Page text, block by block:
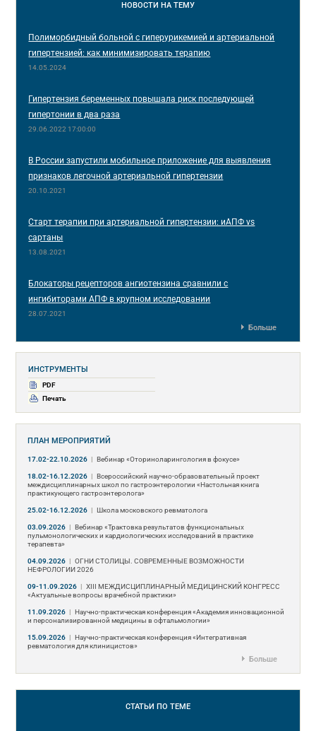
НОВОСТИ НА ТЕМУ
Полиморбидный больной с гиперурикемией и артериальной
гипертензией: как минимизировать терапию
14.05.2024
Гипертензия беременных повышала риск последующей
гипертонии в два раза
29.06.2022 17:00:00
В России запустили мобильное приложение для выявления
признаков легочной артериальной гипертензии
20.10.2021
Старт терапии при артериальной гипертензии: иАПФ vs
сартаны
13.08.2021
Блокаторы рецепторов ангиотензина сравнили с
ингибиторами АПФ в крупном исследовании
28.07.2021
Больше
ИНСТРУМЕНТЫ
PDF
Печать
ПЛАН МЕРОПРИЯТИЙ
17.02-22.10.2026 | Вебинар «Оториноларингология в фокусе»
18.02-16.12.2026 | Всероссийский научно-образовательный проект
междисциплинарных школ по гастроэнтерологии «Настольная книга
практикующего гастроэнтеролога»
25.02-16.12.2026 | Школа московского ревматолога
03.09.2026 | Вебинар «Трактовка результатов функциональных
пульмонологических и кардиологических исследований в практике
терапевта»
04.09.2026 | ОГНИ СТОЛИЦЫ. СОВРЕМЕННЫЕ ВОЗМОЖНОСТИ
НЕФРОЛОГИИ 2026
09-11.09.2026 | ХIII МЕЖДИСЦИПЛИНАРНЫЙ МЕДИЦИНСКИЙ КОНГРЕСС
«Актуальные вопросы врачебной практики»
11.09.2026 | Научно-практическая конференция «Академия инновационной
и персонализированной медицины в офтальмологии»
15.09.2026 | Научно-практическая конференция «Интегративная
ревматология для клиницистов»
Больше
СТАТЬИ ПО ТЕМЕ